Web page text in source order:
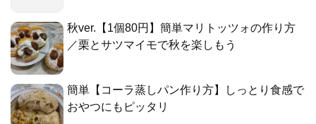
秋ver.【1個80円】簡単マリトッツォの作り方
／栗とサツマイモで秋を楽しもう
簡単【コーラ蒸しパン作り方】しっとり食感で
おやつにもピッタリ